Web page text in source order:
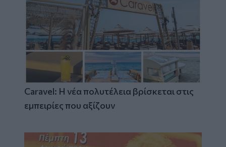
Caravel: Η νέα πολυτέλεια βρίσκεται στις
εμπειρίες που αξίζουν